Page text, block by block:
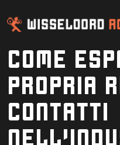
COME
PROPRIA
CONTATTI